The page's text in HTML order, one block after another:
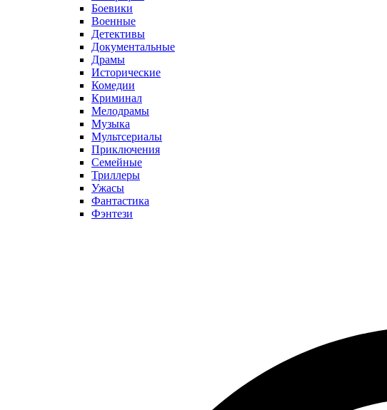
Боевики
Военные
Детективы
Документальные
Драмы
Исторические
Комедии
Криминал
Мелодрамы
Музыка
Мультсериалы
Приключения
Семейные
Триллеры
Ужасы
Фантастика
Фэнтези